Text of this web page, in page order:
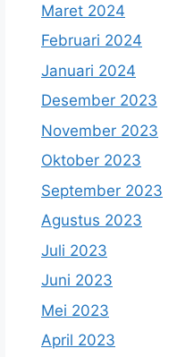
Maret 2024
Februari 2024
Januari 2024
Desember 2023
November 2023
Oktober 2023
September 2023
Agustus 2023
Juli 2023
Juni 2023
Mei 2023
April 2023